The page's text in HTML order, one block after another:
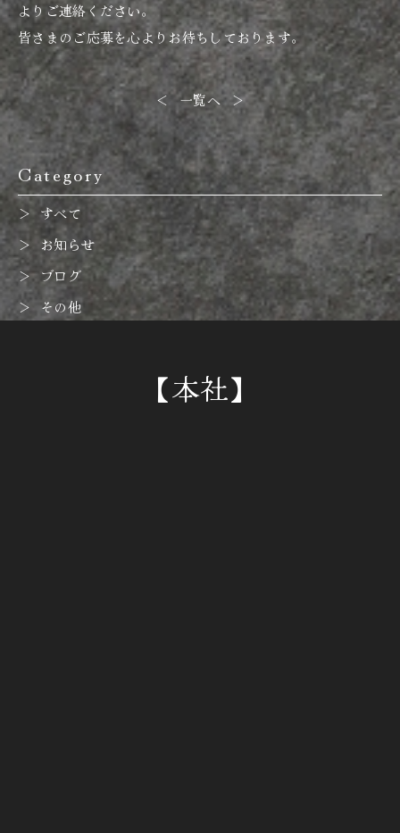
よりご連絡ください。
皆さまのご応募を心よりお待ちしております。
＜ 一覧へ ＞
Category
すべて
お知らせ
ブログ
その他
【本社】